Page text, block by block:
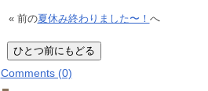
« 前の夏休み終わりました〜！ へ
Comments (0)